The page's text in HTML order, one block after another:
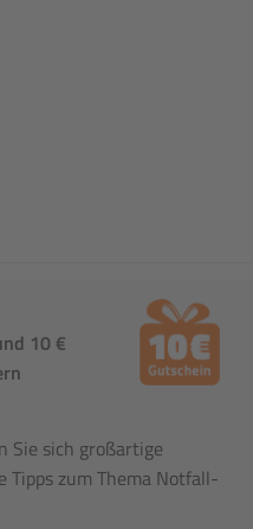
10 €
Sie sich großartige
zum Thema Notfall-